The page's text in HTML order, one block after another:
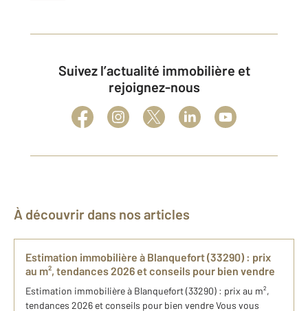
Suivez l’actualité immobilière et
rejoignez-nous
À découvrir dans nos articles
Estimation immobilière à Blanquefort (33290) : prix
au m², tendances 2026 et conseils pour bien vendre
Estimation immobilière à Blanquefort (33290) : prix au m²,
tendances 2026 et conseils pour bien vendre Vous vous